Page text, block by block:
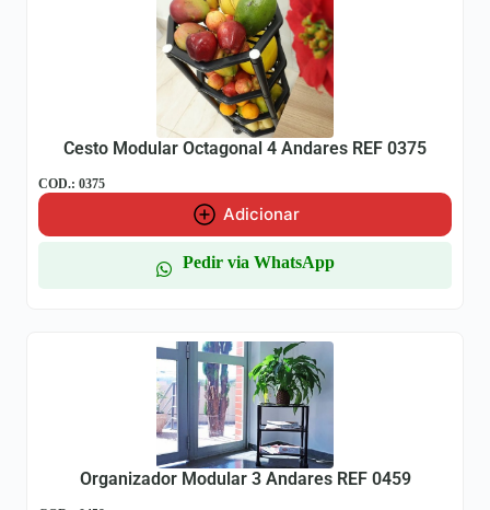
Cesto Modular Octagonal 4 Andares REF 0375
COD.: 0375
Adicionar
Pedir via WhatsApp
Organizador Modular 3 Andares REF 0459